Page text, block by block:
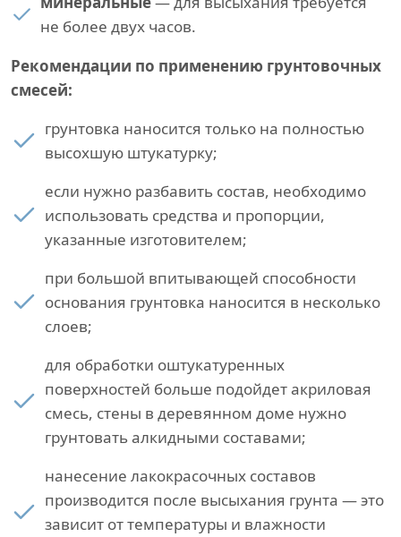
не более двух часов.
Рекомендации по применению грунтовочных
смесей:
грунтовка наносится только на полностью
высохшую штукатурку;
если нужно разбавить состав, необходимо
использовать средства и пропорции,
указанные изготовителем;
при большой впитывающей способности
основания грунтовка наносится в несколько
слоев;
для обработки оштукатуренных
поверхностей больше подойдет акриловая
смесь, стены в деревянном доме нужно
грунтовать алкидными составами;
нанесение лакокрасочных составов
производится после высыхания грунта — это
зависит от температуры и влажности